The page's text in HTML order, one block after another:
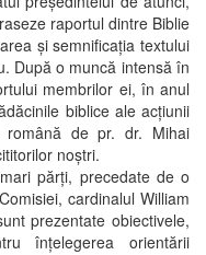
raportul dintre Biblie
şi semnificaţia textului
După o muncă intensă în
membrilor ei, în anul
biblice ale acţiunii
română de pr. dr. Mihai
noştri.
părţi, precedate de o
cardinalul William
prezentate obiectivele,
înţelegerea orientării